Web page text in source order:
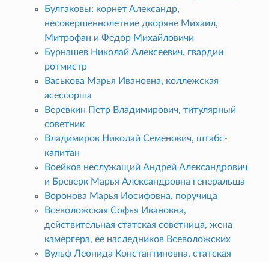
Булгаковы: корнет Александр,
несовершеннолетние дворяне Михаил,
Митрофан и Федор Михайловичи
Бурнашев Николай Алексеевич, гвардии
ротмистр
Васькова Марья Ивановна, коллежская
асессорша
Веревкин Петр Владимирович, титулярный
советник
Владимиров Николай Семенович, штабс-
капитан
Воейков неслужащий Андрей Александрович
и Бреверк Марья Александровна генеральша
Воронова Марья Иосифовна, поручица
Всеволожская Софья Ивановна,
действительная статская советница, жена
камергера, ее наследников Всеволожских
Вульф Леонида Константиновна, статская